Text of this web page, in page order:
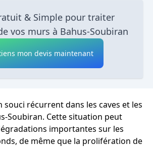
& Simple pour traiter
vos murs à Bahus-Soubiran
mon devis maintenant
souci récurrent dans les caves et les
Soubiran. Cette situation peut
importantes sur les
de même que la prolifération de